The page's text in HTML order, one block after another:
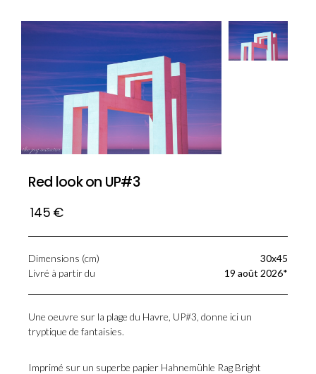
Red look on UP#3
145 €
Dimensions (cm) 30x45
Livré à partir du
19 août 2026*
Une oeuvre sur la plage du Havre, UP#3, donne ici un
tryptique de fantaisies.
Imprimé sur un superbe papier Hahnemühle Rag Bright